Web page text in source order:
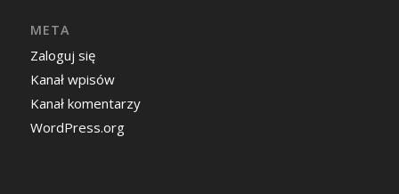
META
Zaloguj się
Kanał wpisów
Kanał komentarzy
WordPress.org